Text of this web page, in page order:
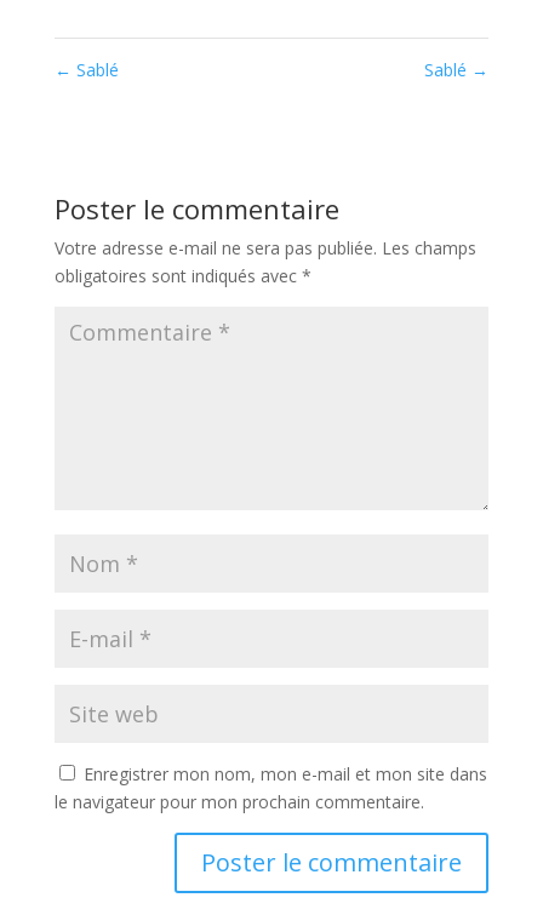
← Sablé Sablé →
Poster le commentaire
Votre adresse e-mail ne sera pas publiée. Les champs
obligatoires sont indiqués avec *
Enregistrer mon nom, mon e-mail et mon site dans
le navigateur pour mon prochain commentaire.